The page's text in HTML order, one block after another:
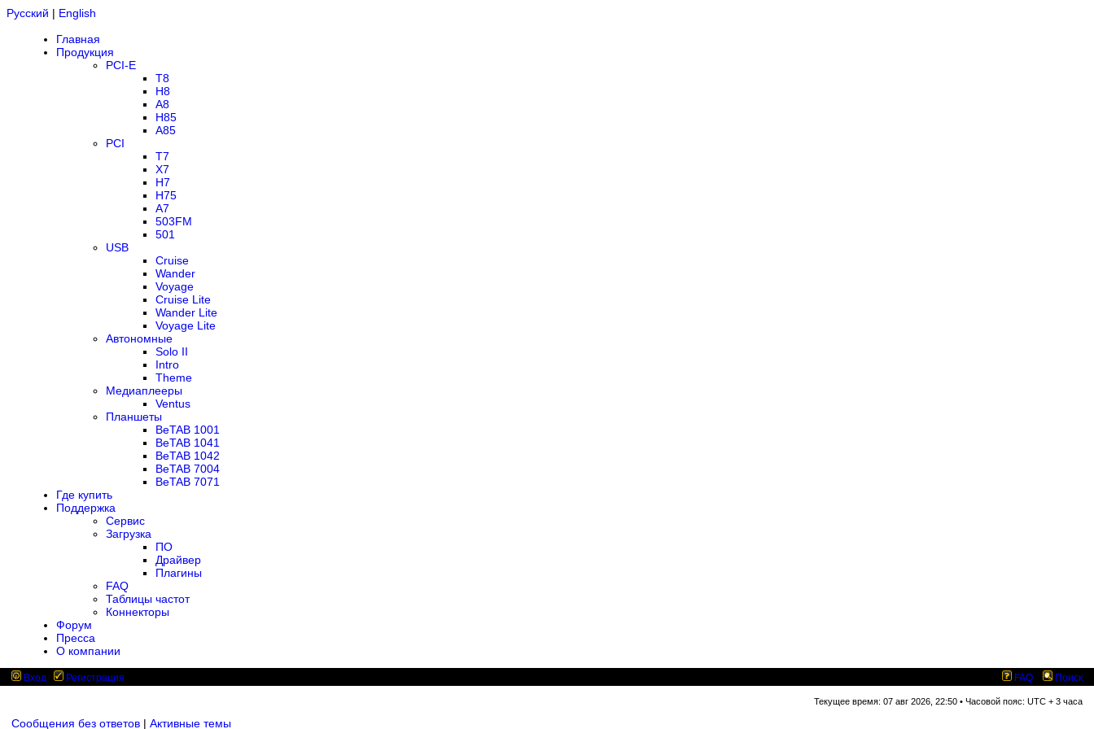
Русский | English
Главная
Продукция
PCI-E
T8
H8
A8
H85
A85
PCI
T7
X7
H7
H75
A7
503FM
501
USB
Cruise
Wander
Voyage
Cruise Lite
Wander Lite
Voyage Lite
Автономные
Solo II
Intro
Theme
Медиаплееры
Ventus
Планшеты
BeTAB 1001
BeTAB 1041
BeTAB 1042
BeTAB 7004
BeTAB 7071
Где купить
Поддержка
Сервис
Загрузка
ПО
Драйвер
Плагины
FAQ
Таблицы частот
Коннекторы
Форум
Пресса
О компании
Вход Регистрация FAQ Поиск
Текущее время: 07 авг 2026, 22:50 • Часовой пояс: UTC + 3 часа
Сообщения без ответов | Активные темы